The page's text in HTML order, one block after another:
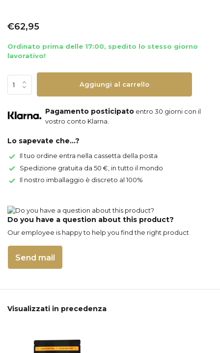
€62,95
Ordinato prima delle 17:00, spedito lo stesso giorno
lavorativo!
Aggiungi al carrello
Pagamento posticipato entro 30 giorni con il
vostro conto Klarna.
Lo sapevate che...?
Il tuo ordine entra nella cassetta della posta
Spedizione gratuita da 50 €, in tutto il mondo
Il nostro imballaggio è discreto al 100%
Do you have a question about this product?
Our employee is happy to help you find the right product
Send mail
Visualizzati in precedenza